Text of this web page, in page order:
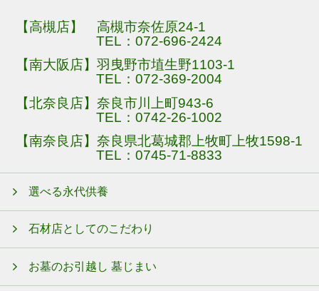
【高槻店】 高槻市奈佐原24-1
TEL：072-696-2424
【南大阪店】羽曳野市埴生野1103-1
TEL：072-369-2004
【北奈良店】奈良市川上町943-6
TEL：0742-26-1002
【南奈良店】奈良県北葛城郡上牧町上牧1598-1
TEL：0745-71-8833
選べる永代供養
石材店としてのこだわり
お墓のお引越し 墓じまい